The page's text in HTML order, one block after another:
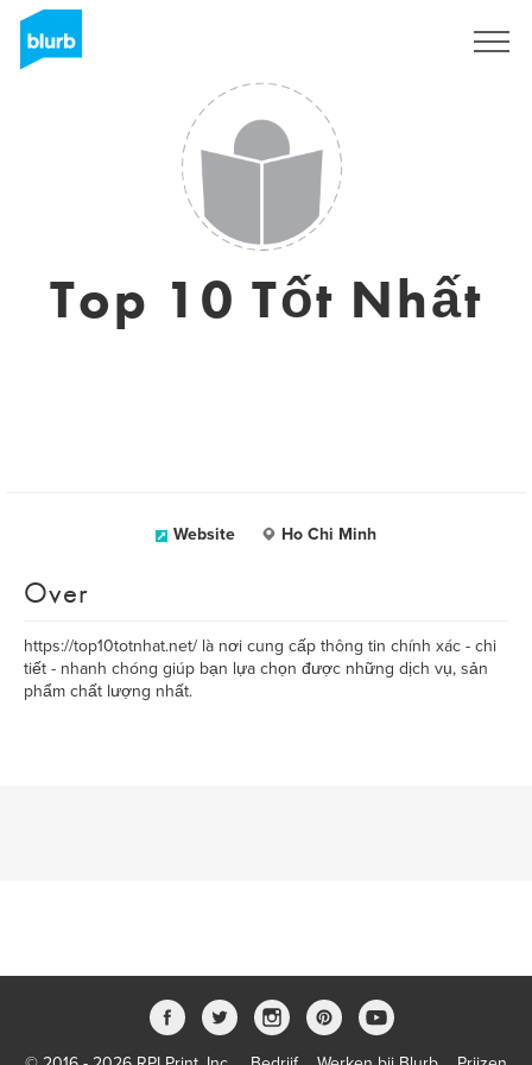
Top 10 Tốt Nhất
Website Ho Chi Minh
Over
https://top10totnhat.net/ là nơi cung cấp thông tin chính xác - chi
tiết - nhanh chóng giúp bạn lựa chọn được những dịch vụ, sản
phẩm chất lượng nhất.